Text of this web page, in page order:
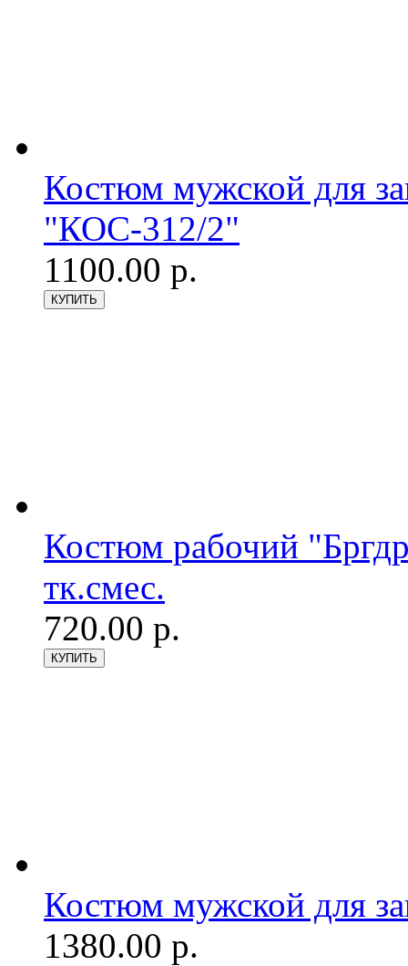
Костюм мужской для
"КОС-312/2"
1100.00 р.
Костюм рабочий
тк.смес.
720.00 р.
Костюм мужской для
1380.00 р.